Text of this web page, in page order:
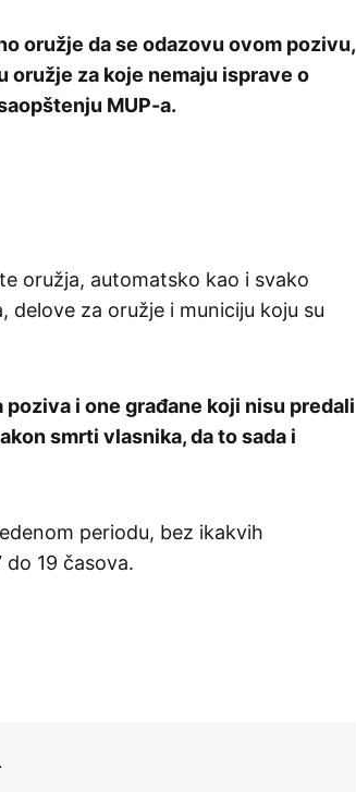
oružje da se odazovu ovom pozivu,
za koje nemaju isprave o
MUP-a.
oružja, automatsko kao i svako
za oružje i municiju koju su
i one građane koji nisu predali
smrti vlasnika, da to sada i
periodu, bez ikakvih
19 časova.